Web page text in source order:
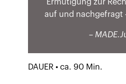
Ermutigung zur
auf und nachgefragt
–
DAUER • ca. 90 Min.